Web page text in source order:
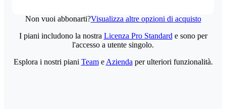
Non vuoi abbonarti?Visualizza altre opzioni di acquisto
I piani includono la nostra Licenza Pro Standard e sono per
l'accesso a utente singolo.
Esplora i nostri piani Teame Azienda per ulteriori funzionalità.